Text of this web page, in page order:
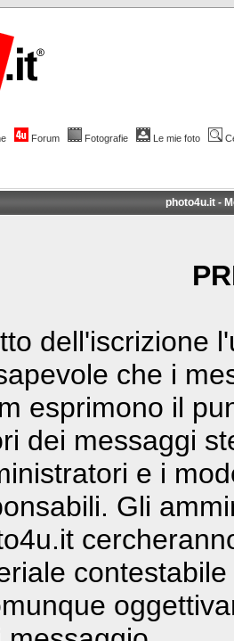
Forum Fotografie Le mie foto
photo4u.it -
dell'iscrizione
che i
esprimono il
dei messaggi
e i
Gli